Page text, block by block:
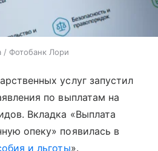
Фотобанк Лори
услуг запустил
по выплатам на
Вкладка «Выплата
опеку» появилась в
и льготы».